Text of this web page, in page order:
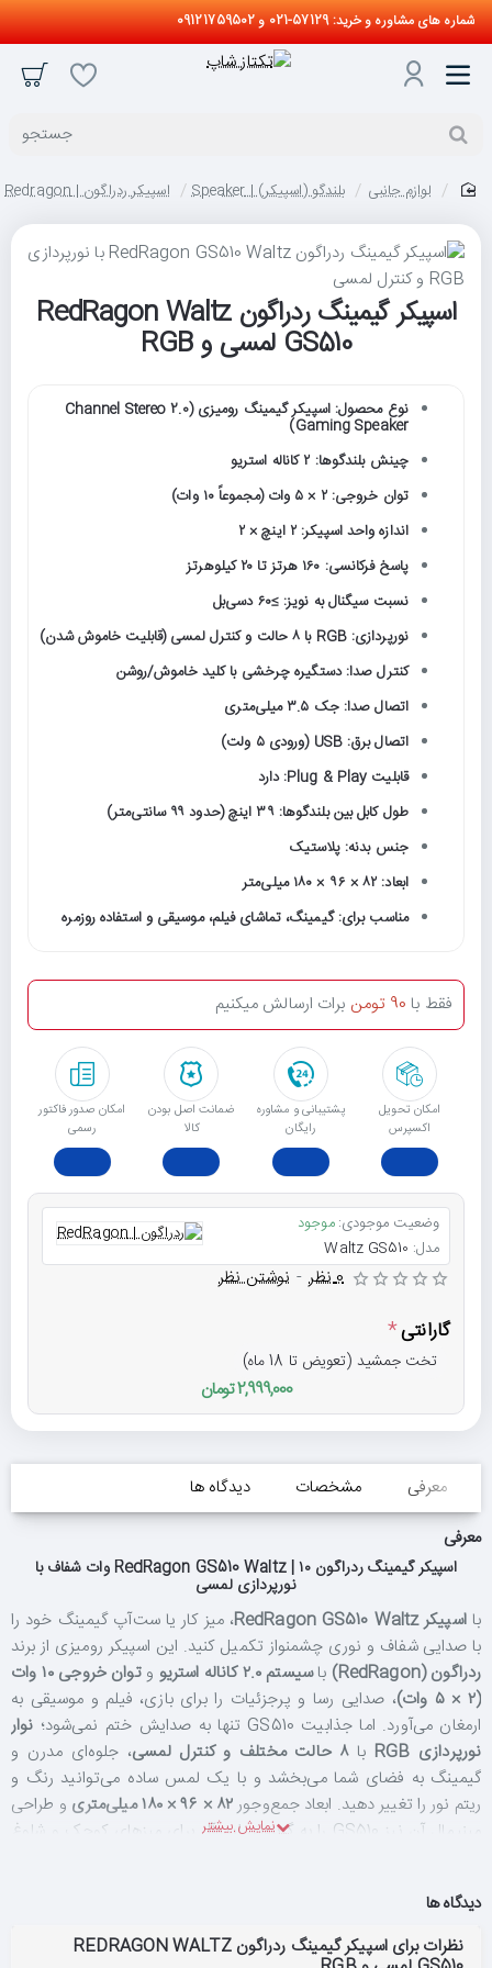
شماره های مشاوره و خرید: 57129-021 و 09121759502
جستجو
لوازم جانبی بلندگو (اسپیکر) | Speaker اسپیکر ردراگون | Redragon
اسپیکر گیمینگ ردراگون RedRagon Waltz
GS510 لمسی و RGB
نوع محصول: اسپیکر گیمینگ رومیزی (2.0 Channel Stereo
Gaming Speaker)
چینش بلندگوها: ۲ کاناله استریو
توان خروجی: ۲ × ۵ وات (مجموعاً ۱۰ وات)
اندازه واحد اسپیکر: ۲ اینچ × ۲
پاسخ فرکانسی: ۱۶۰ هرتز تا ۲۰ کیلوهرتز
نسبت سیگنال به نویز: ≥۶۰ دسی‌بل
نورپردازی: RGB با ۸ حالت و کنترل لمسی (قابلیت خاموش شدن)
کنترل صدا: دستگیره چرخشی با کلید خاموش/روشن
اتصال صدا: جک ۳.۵ میلی‌متری
اتصال برق: USB (ورودی ۵ ولت)
قابلیت Plug & Play: دارد
طول کابل بین بلندگوها: ۳۹ اینچ (حدود ۹۹ سانتی‌متر)
جنس بدنه: پلاستیک
ابعاد: ۸۲ × ۹۶ × ۱۸۰ میلی‌متر
مناسب برای: گیمینگ، تماشای فیلم، موسیقی و استفاده روزمره
امکان تحویل
اکسپرس
پشتیبانی و مشاوره
رایگان
ﺿﻤﺎﻧﺖ اﺻﻞ ﺑﻮدن
ﮐﺎﻟﺎ
امکان صدور فاکتور
رسمی
فقط با 90 تومن برات ارسالش میکنیم
وضعیت موجودی:موجود
مدل: Waltz GS510
0 نظر - نوشتن نظر
گارانتی
تخت جمشید (تعویض تا 18 ماه)
2,999,000 تومان
معرفی مشخصات
دیدگاه ها
معرفی
اسپیکر گیمینگ ردراگون RedRagon GS510 Waltz | ۱۰ وات شفاف با
نورپردازی لمسی
بااسپیکر RedRagon GS510 Waltz
، میز کار یا ست‌آپ گیمینگ خود را
با صدایی شفاف و نوری چشمنواز تکمیل کنید. این اسپیکر رومیزی از برند
ردراگون (RedRagon)
باسیستم ۲.۰ کاناله استریو و
توان خروجی ۱۰ وات
(۲ × ۵ وات)
، صدایی رسا و پرجزئیات را برای بازی، فیلم و موسیقی به
ارمغان می‌آورد. اما جذابیت GS510 تنها به صدایش ختم نمی‌شود؛
نوار
نورپردازی RGB
با۸ حالت مختلف و کنترل لمسی
، جلو‌ه‌ای مدرن و
گیمینگ به فضای شما می‌بخشد و با یک لمس ساده می‌توانید رنگ و
ریتم نور را تغییر دهید. ابعاد جمع‌وجور۸۲ × ۹۶ × ۱۸۰ میلی‌متری
و طراحی
مینیمال آن نیز GS510 را به گزینه‌ای ایده‌آل برای میزهای کوچک و شلوغ
صدای استریوی ۲.۰ کاناله با بیس تقویت‌شده
دیدگاه ها
نظرات برای اسپیکر گیمینگ ردراگون REDRAGON WALTZ